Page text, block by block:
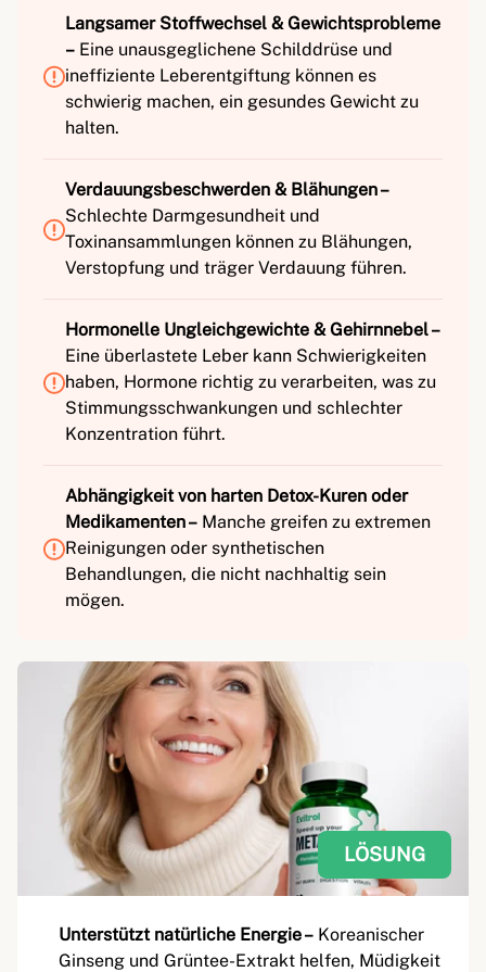
Langsamer Stoffwechsel & Gewichtsprobleme
– Eine unausgeglichene Schilddrüse und
ineffiziente Leberentgiftung können es
schwierig machen, ein gesundes Gewicht zu
halten.
Verdauungsbeschwerden & Blähungen –
Schlechte Darmgesundheit und
Toxinansammlungen können zu Blähungen,
Verstopfung und träger Verdauung führen.
Hormonelle Ungleichgewichte & Gehirnnebel –
Eine überlastete Leber kann Schwierigkeiten
haben, Hormone richtig zu verarbeiten, was zu
Stimmungsschwankungen und schlechter
Konzentration führt.
Abhängigkeit von harten Detox-Kuren oder
Medikamenten – Manche greifen zu extremen
Reinigungen oder synthetischen
Behandlungen, die nicht nachhaltig sein
mögen.
LÖSUNG
Unterstützt natürliche Energie – Koreanischer
Ginseng und Grüntee-Extrakt helfen, Müdigkeit